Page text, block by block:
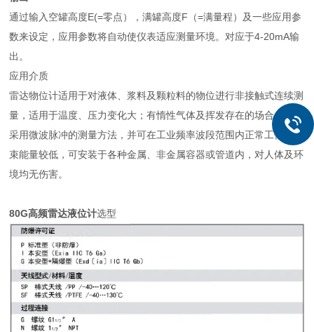
通过输入空罐高度E(=零点），满罐高度F（=满量程）及一些应用参
数来设定，应用参数将自动使仪表适应测量环境。对应于4-20mA输
出。
应用介质
雷达物位计适用于对液体、浆料及颗粒料的物位进行非接触式连续测
量，适用于温度、压力变化大；有惰性气体及挥发存在的场合。
采用微波脉冲的测量方法，并可在工业频率波段范围内正常工作。波
束能量较低，可安装于各种金属、非金属容器或管道内，对人体及环
境均无伤害。
80G高频雷达液位计选型